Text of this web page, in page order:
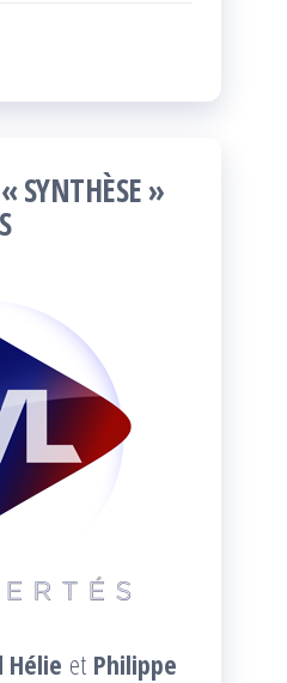
SYNTHÈSE »
Hélie et Philippe